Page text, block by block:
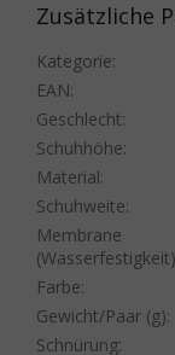
Zusätzliche
Kategorie:
EAN:
Geschlecht:
Schuhhöhe:
Material:
Schuhweite:
Membrane
(Wasserfestigkeit)
Farbe:
Gewicht/Paar (g):
Schnürung: